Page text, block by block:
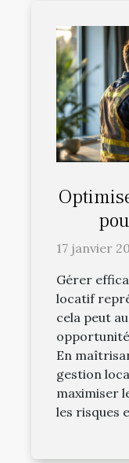
17 janvier
Gérer
locatif
cela peut
En
gestion
maximiser
les risques